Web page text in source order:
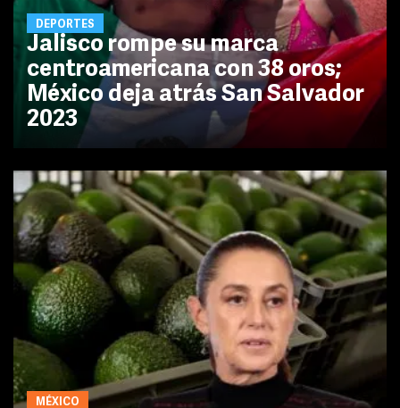
DEPORTES
Jalisco rompe su marca
centroamericana con 38 oros;
México deja atrás San Salvador
2023
MÉXICO